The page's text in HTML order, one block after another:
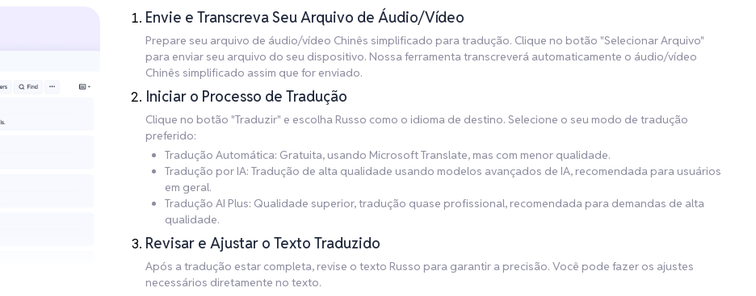
Envie e Transcreva Seu Arquivo de Áudio/Vídeo
Prepare seu arquivo de áudio/vídeo Chinês simplificado para tradução. Clique no botão "Selecionar Arquivo"
para enviar seu arquivo do seu dispositivo. Nossa ferramenta transcreverá automaticamente o áudio/vídeo
Chinês simplificado assim que for enviado.
Iniciar o Processo de Tradução
Clique no botão "Traduzir" e escolha Russo como o idioma de destino. Selecione o seu modo de tradução
preferido:
Tradução Automática: Gratuita, usando Microsoft Translate, mas com menor qualidade.
Tradução por IA: Tradução de alta qualidade usando modelos avançados de IA, recomendada para usuários
em geral.
Tradução AI Plus: Qualidade superior, tradução quase profissional, recomendada para demandas de alta
qualidade.
Revisar e Ajustar o Texto Traduzido
Após a tradução estar completa, revise o texto Russo para garantir a precisão. Você pode fazer os ajustes
necessários diretamente no texto.